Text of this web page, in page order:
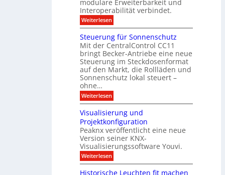
e
l
d
e
r
n
t
r
u
m
l
g
r
e
i
c
h
z
u
E
n
e
D
i
s
p
a
y
r
G
e
b
u
d
e
:
D
a
t
e
n
a
n
a
l
y
s
e
d
i
r
modulare Erweiterbarkeit und
Interoperabilität verbindet.
Weiterlesen:
M
d
u
l
a
r
e
r
C
o
n
t
r
o
l
l
e
r
m
i
Steuerung für Sonnenschutz
Mit der CentralControl CC11
bringt Becker-Antriebe eine neue
Steuerung im Steckdosenformat
auf den Markt, die Rollläden und
Sonnenschutz lokal steuert –
ohne…
Weiterlesen:
S
e
u
e
r
u
n
g
f
ü
Visualisierung und
Projektkonfiguration
Peaknx veröffentlicht eine neue
Version seiner KNX-
Visualisierungssoftware Youvi.
Weiterlesen:
V
Historische Leuchten fit machen